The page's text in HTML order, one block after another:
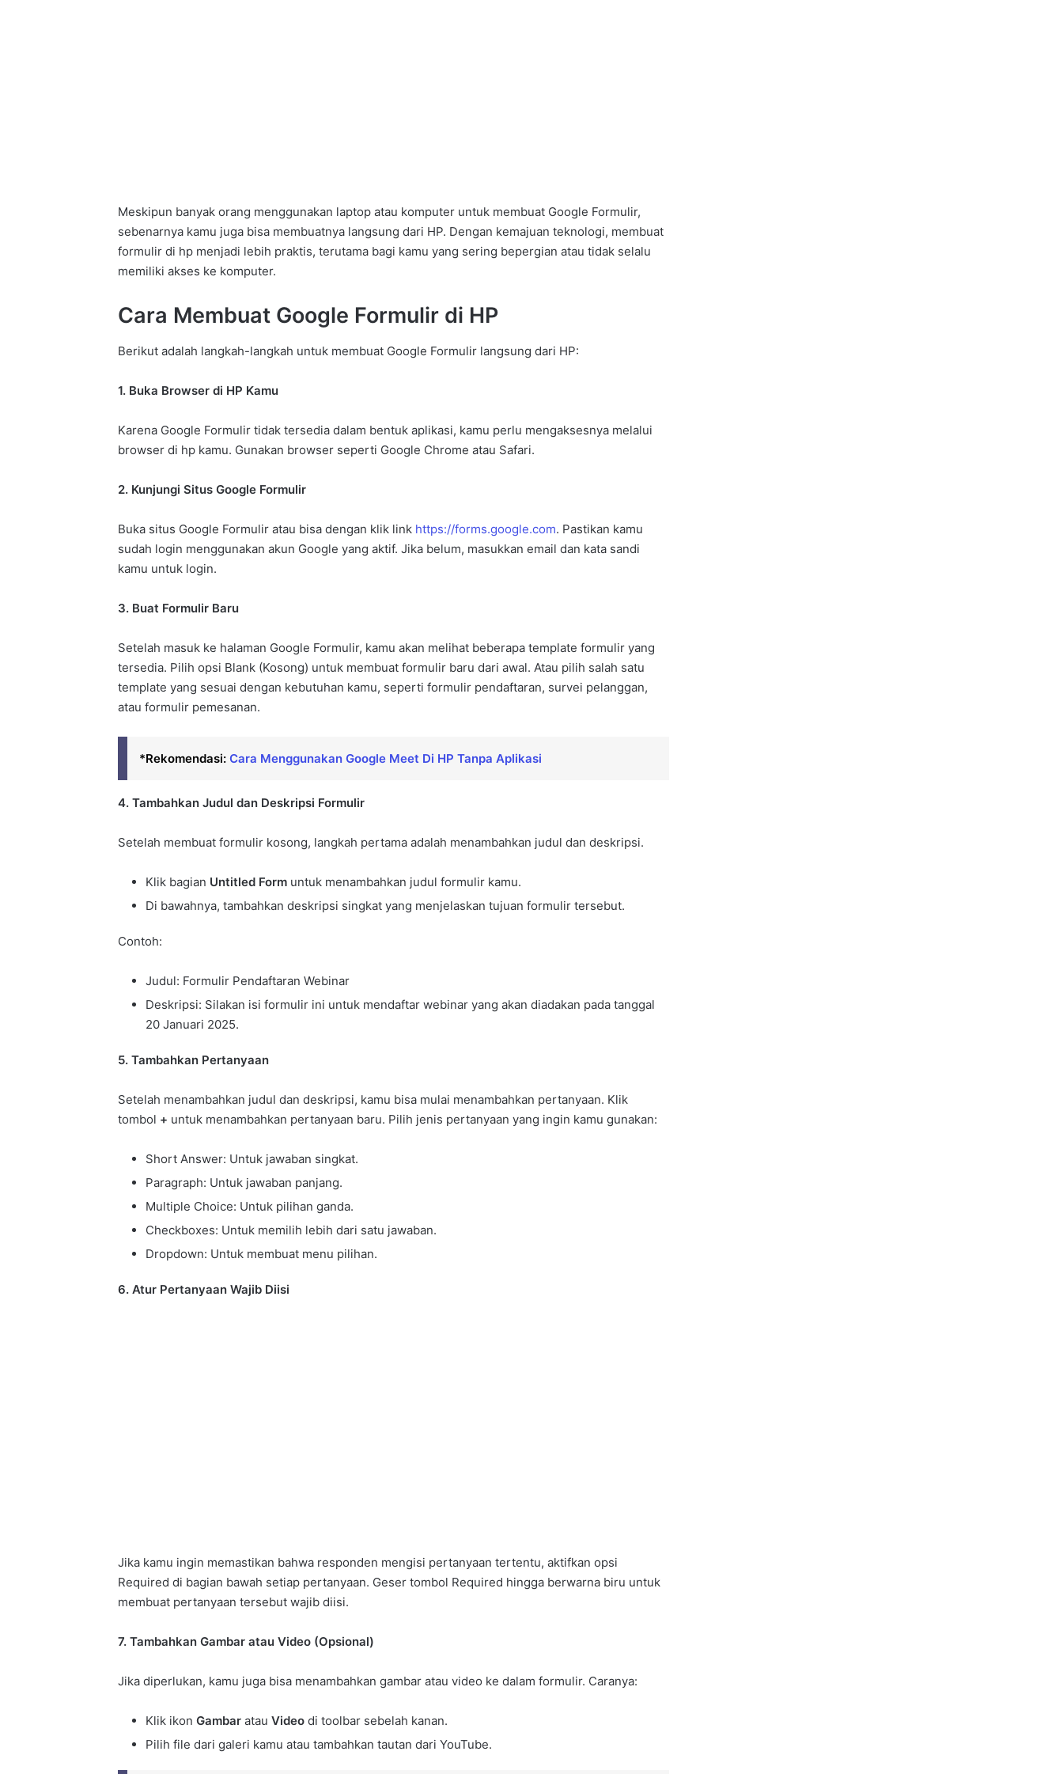
Meskipun banyak orang menggunakan laptop atau komputer untuk membuat Google Formulir,
sebenarnya kamu juga bisa membuatnya langsung dari HP. Dengan kemajuan teknologi, membuat
formulir di hp menjadi lebih praktis, terutama bagi kamu yang sering bepergian atau tidak selalu
memiliki akses ke komputer.
Cara Membuat Google Formulir di HP
Berikut adalah langkah-langkah untuk membuat Google Formulir langsung dari HP:
1. Buka Browser di HP Kamu
Karena Google Formulir tidak tersedia dalam bentuk aplikasi, kamu perlu mengaksesnya melalui
browser di hp kamu. Gunakan browser seperti Google Chrome atau Safari.
2. Kunjungi Situs Google Formulir
Buka situs Google Formulir atau bisa dengan klik link https://forms.google.com. Pastikan kamu
sudah login menggunakan akun Google yang aktif. Jika belum, masukkan email dan kata sandi
kamu untuk login.
3. Buat Formulir Baru
Setelah masuk ke halaman Google Formulir, kamu akan melihat beberapa template formulir yang
tersedia. Pilih opsi Blank (Kosong) untuk membuat formulir baru dari awal. Atau pilih salah satu
template yang sesuai dengan kebutuhan kamu, seperti formulir pendaftaran, survei pelanggan,
atau formulir pemesanan.
*Rekomendasi:Cara Menggunakan Google Meet Di HP Tanpa Aplikasi
4. Tambahkan Judul dan Deskripsi Formulir
Setelah membuat formulir kosong, langkah pertama adalah menambahkan judul dan deskripsi.
Klik bagian Untitled Form untuk menambahkan judul formulir kamu.
Di bawahnya, tambahkan deskripsi singkat yang menjelaskan tujuan formulir tersebut.
Contoh:
Judul: Formulir Pendaftaran Webinar
Deskripsi: Silakan isi formulir ini untuk mendaftar webinar yang akan diadakan pada tanggal
20 Januari 2025.
5. Tambahkan Pertanyaan
Setelah menambahkan judul dan deskripsi, kamu bisa mulai menambahkan pertanyaan. Klik
tombol + untuk menambahkan pertanyaan baru. Pilih jenis pertanyaan yang ingin kamu gunakan:
Short Answer: Untuk jawaban singkat.
Paragraph: Untuk jawaban panjang.
Multiple Choice: Untuk pilihan ganda.
Checkboxes: Untuk memilih lebih dari satu jawaban.
Dropdown: Untuk membuat menu pilihan.
6. Atur Pertanyaan Wajib Diisi
Jika kamu ingin memastikan bahwa responden mengisi pertanyaan tertentu, aktifkan opsi
Required di bagian bawah setiap pertanyaan. Geser tombol Required hingga berwarna biru untuk
membuat pertanyaan tersebut wajib diisi.
7. Tambahkan Gambar atau Video (Opsional)
Jika diperlukan, kamu juga bisa menambahkan gambar atau video ke dalam formulir. Caranya:
Klik ikonGambar atauVideo di toolbar sebelah kanan.
Pilih file dari galeri kamu atau tambahkan tautan dari YouTube.